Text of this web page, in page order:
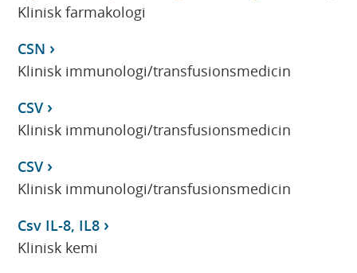
Klinisk farmakologi
CSN
Klinisk immunologi/transfusionsmedicin
CSV
Klinisk immunologi/transfusionsmedicin
CSV
Klinisk immunologi/transfusionsmedicin
Csv IL-8, IL8
Klinisk kemi